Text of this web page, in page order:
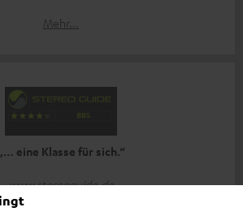
Mehr...
eine Klasse für sich.“
www.stereoguide.de